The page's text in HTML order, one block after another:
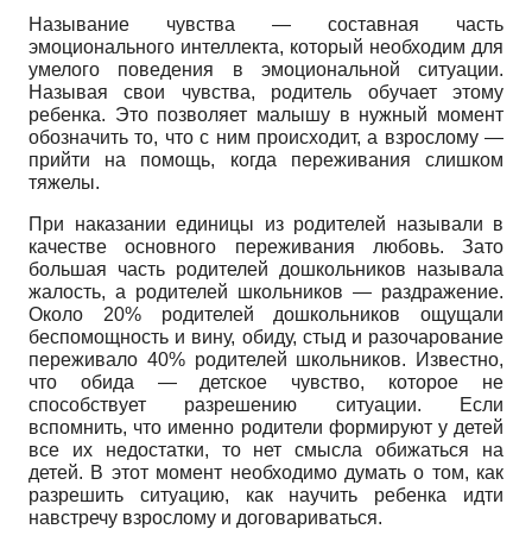
Называние чувства — составная часть
эмоционального интеллекта, который необходим для
умелого поведения в эмоциональной ситуации.
Называя свои чувства, родитель обучает этому
ребенка. Это позволяет малышу в нужный момент
обозначить то, что с ним происходит, а взрослому —
прийти на помощь, когда переживания слишком
тяжелы.
При наказании единицы из родителей называли в
качестве основного переживания любовь. Зато
большая часть родителей дошкольников называла
жалость, а родителей школьников — раздражение.
Около 20% родителей дошкольников ощущали
беспомощность и вину, обиду, стыд и разочарование
переживало 40% родителей школьников. Известно,
что обида — детское чувство, которое не
способствует разрешению ситуации. Если
вспомнить, что именно родители формируют у детей
все их недостатки, то нет смысла обижаться на
детей. В этот момент необходимо думать о том, как
разрешить ситуацию, как научить ребенка идти
навстречу взрослому и договариваться.